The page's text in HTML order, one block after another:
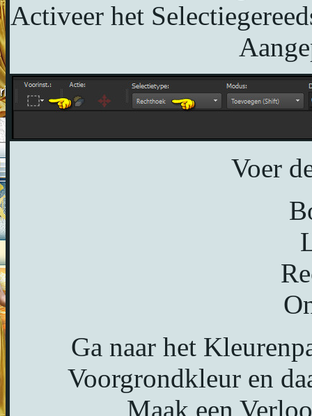
Activeer het
Voer
Ga naar het
Voorgrondkleur en
Maak een